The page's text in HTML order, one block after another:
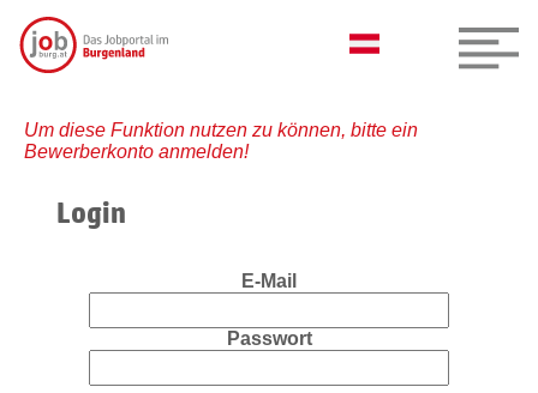
Um diese Funktion nutzen zu können, bitte ein
Bewerberkonto anmelden!
Login
E-Mail
Passwort